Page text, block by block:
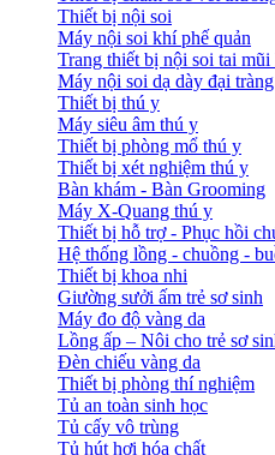
Thiết bị nội soi
Máy nội soi khí phế quản
Trang thiết bị nội soi tai mũi
Máy nội soi dạ dày đại tràng
Thiết bị thú y
Máy siêu âm thú y
Thiết bị phòng mổ thú y
Thiết bị xét nghiệm thú y
Bàn khám - Bàn Grooming
Máy X-Quang thú y
Thiết bị hỗ trợ - Phục hồi
Hệ thống lồng - chuồng -
Thiết bị khoa nhi
Giường sưởi ấm trẻ sơ sinh
Máy đo độ vàng da
Lồng ấp – Nôi cho trẻ sơ
Đèn chiếu vàng da
Thiết bị phòng thí nghiệm
Tủ an toàn sinh học
Tủ cấy vô trùng
Tủ hút hơi hóa chất